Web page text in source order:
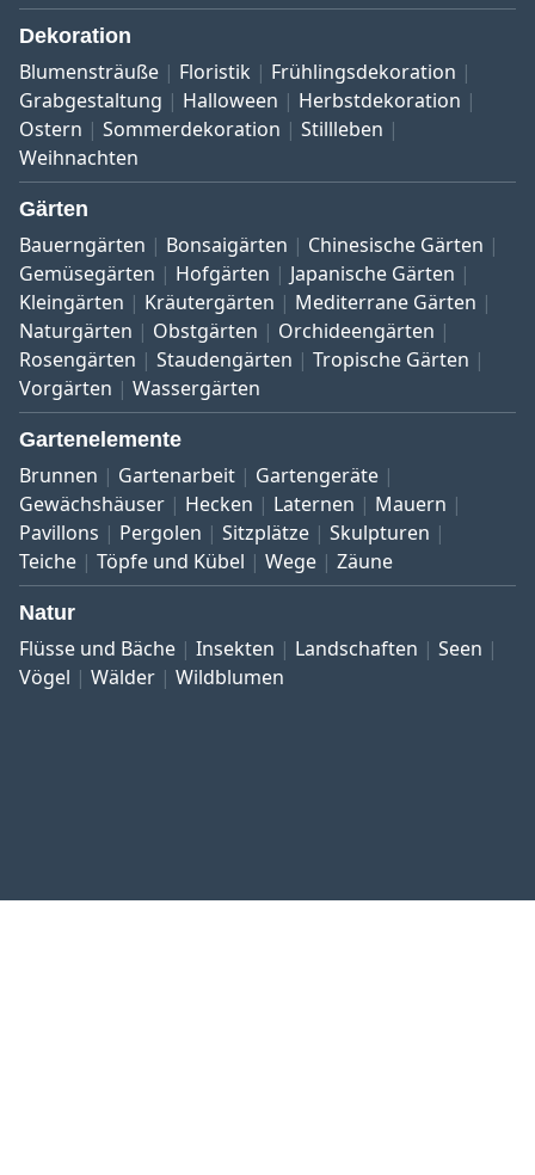
Dekoration
Blumensträuße Floristik
Frühlingsdekoration
Grabgestaltung
Halloween
Herbstdekoration
Ostern
Sommerdekoration
Stillleben
Weihnachten
Gärten
Bauerngärten Bonsaigärten
Chinesische Gärten
Gemüsegärten
Hofgärten
Japanische Gärten
Kleingärten
Kräutergärten
Mediterrane Gärten
Naturgärten
Obstgärten
Orchideengärten
Rosengärten
Staudengärten
Tropische Gärten
Vorgärten
Wassergärten
Gartenelemente
Brunnen Gartenarbeit
Gartengeräte
Gewächshäuser
Hecken Laternen
Mauern
Pavillons
Pergolen Sitzplätze
Skulpturen
Teiche
Töpfe und Kübel Wege Zäune
Natur
Flüsse und Bäche Insekten Landschaften
Seen
Vögel
Wälder Wildblumen